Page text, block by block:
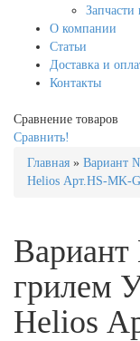
О компании
Статьи
Доставка и
Контакты
Сравнение товаров
Сравнить!
Главная » Вариант
Helios Арт.HS-MK-
грилем
Helios